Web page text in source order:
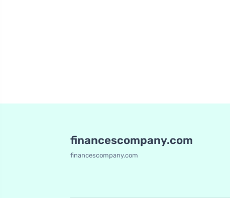
financescompany.com
financescompany.com